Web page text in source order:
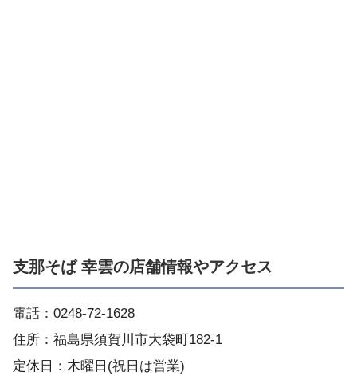
支那そば 幸雲の店舗情報やアクセス
電話：0248-72-1628
住所：福島県須賀川市大袋町182-1
定休日：木曜日(祝日は営業)